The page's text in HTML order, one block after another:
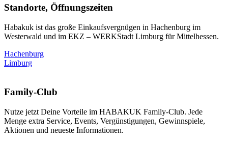
Standorte, Öffnungszeiten
Habakuk ist das große Einkaufsvergnügen in Hachenburg im
Westerwald und im EKZ – WERKStadt Limburg für Mittelhessen.
Hachenburg
Limburg
Family-Club
Nutze jetzt Deine Vorteile im HABAKUK Family-Club. Jede
Menge extra Service, Events, Vergünstigungen, Gewinnspiele,
Aktionen und neueste Informationen.